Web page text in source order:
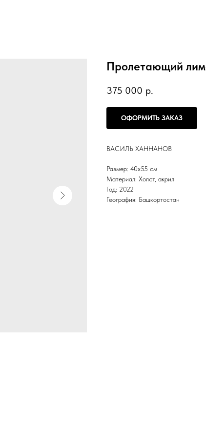
Пролетающий
375 000 р.
ОФОРМИТЬ ЗАКАЗ
ВАСИЛЬ ХАННАНОВ
Размер: 40х55 см
Материал: Холст, акрил
Год: 2022
География: Башкортостан